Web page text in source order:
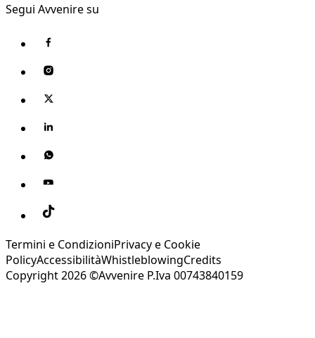
Segui Avvenire su
Termini e CondizioniPrivacy e Cookie
PolicyAccessibilitàWhistleblowingCredits
Copyright 2026 ©Avvenire P.Iva 00743840159